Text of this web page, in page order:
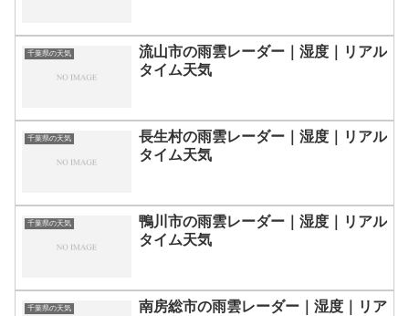
千葉県の天気
流山市の雨雲レーダー｜湿度｜リアル
タイム天気
千葉県の天気
長生村の雨雲レーダー｜湿度｜リアル
タイム天気
千葉県の天気
鴨川市の雨雲レーダー｜湿度｜リアル
タイム天気
千葉県の天気
南房総市の雨雲レーダー｜湿度｜リア